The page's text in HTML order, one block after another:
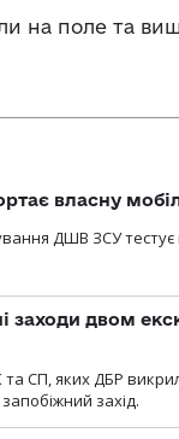
на поле та
власну
ДШВ ЗСУ тестує
заходи двом
СП, яких ДБР
захід.